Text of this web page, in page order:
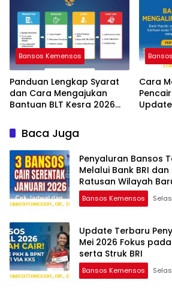
Bansos Kemensos
Panduan Lengkap Syarat
dan Cara Mengajukan
Bantuan BLT Kesra 2026
Cara
Baca Juga
Penyaluran Bansos
Melalui Bank BRI
Ratusan Wilayah
Bansos Kemensos
Update Terbaru
Mei 2026 Fokus
serta Struk BRI
Bansos Kemensos